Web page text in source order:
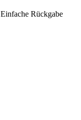
Einfache Rückgabe